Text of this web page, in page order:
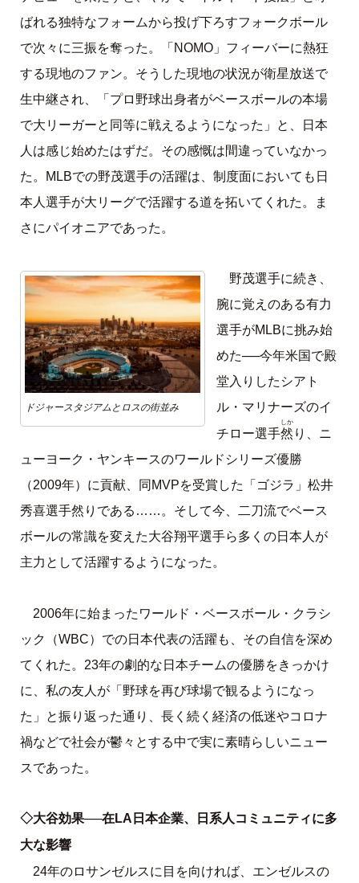
ばれる独特なフォームから投げ下ろすフォークボール
で次々に三振を奪った。「NOMO」フィーバーに熱狂
する現地のファン。そうした現地の状況が衛星放送で
生中継され、「プロ野球出身者がベースボールの本場
で大リーガーと同等に戦えるようになった」と、日本
人は感じ始めたはずだ。その感慨は間違っていなかっ
た。MLBでの野茂選手の活躍は、制度面においても日
本人選手が大リーグで活躍する道を拓いてくれた。ま
さにパイオニアであった。
ドジャースタジアムとロスの街並み
野茂選手に続き、
腕に覚えのある有力
選手がMLBに挑み始
めた──今年米国で殿
堂入りしたシアト
ル・マリナーズのイ
チロー選手然
しか
り、ニ
ューヨーク・ヤンキースのワールドシリーズ優勝
（2009年）に貢献、同MVPを受賞した「ゴジラ」松井
秀喜選手然りである……。そして今、二刀流でベース
ボールの常識を変えた大谷翔平選手ら多くの日本人が
主力として活躍するようになった。
2006年に始まったワールド・ベースボール・クラシ
ック（WBC）での日本代表の活躍も、その自信を深め
てくれた。23年の劇的な日本チームの優勝をきっかけ
に、私の友人が「野球を再び球場で観るようになっ
た」と振り返った通り、長く続く経済の低迷やコロナ
禍などで社会が鬱々とする中で実に素晴らしいニュー
スであった。
◇大谷効果──在LA日本企業、日系人コミュニティに多
大な影響
24年のロサンゼルスに目を向ければ、エンゼルスの